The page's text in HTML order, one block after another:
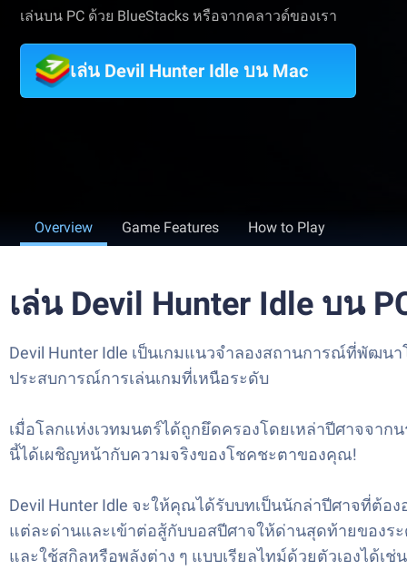
เล่นบน PC ด้วย BlueStacks หรือจากคลาวด์ของเรา
เล่น Devil Hunter Idle บน Mac
Overview Game Features How to Play
เล่น Devil Hunter Idle บน
Devil Hunter Idle เป็นเกมแนวจำลองสถานการณ์ที่พัฒนา
ประสบการณ์การเล่นเกมที่เหนือระดับ
เมื่อโลกแห่งเวทมนตร์ได้ถูกยึดครองโดยเหล่าปีศาจจาก
นี้ได้เผชิญหน้ากับความจริงของโชคชะตาของคุณ!
Devil Hunter Idle จะให้คุณได้รับบทเป็นนักล่าปีศาจที่ต้
แต่ละด่านและเข้าต่อสู้กับบอสปีศาจให้ด่านสุดท้ายของร
และใช้สกิลหรือพลังต่าง ๆ แบบเรียลไทม์ด้วยตัวเองได้เช่